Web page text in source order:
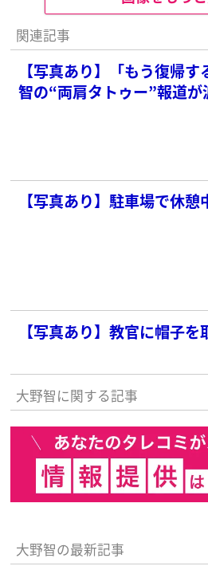
関連記事
【写真あり】「もう復帰
智の“両肩タトゥー”報道
【写真あり】駐車場で休憩
【写真あり】教官に帽子
大野智に関する記事
大野智の最新記事